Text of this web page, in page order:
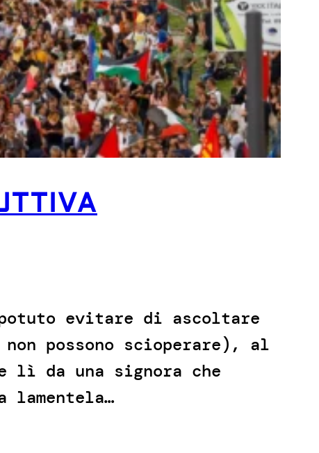
evitare di ascoltare
possono scioperare), al
lì da una signora che
lamentela…